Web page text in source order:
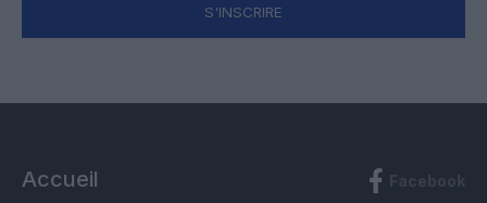
S'INSCRIRE
Accueil